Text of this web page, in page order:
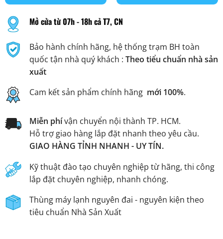
Mở cửa từ 07h - 18h cả T7, CN
Bảo hành chính hãng, hệ thống trạm BH toàn
quốc tận nhà quý khách : Theo tiểu chuẩn nhà sản
xuất
Cam kết sản phẩm chính hãng mới 100%.
Miễn phívận chuyển nội thành TP. HCM.
Hỗ trợ giao hàng lắp đặt nhanh theo yêu cầu.
GIAO HÀNG TỈNH NHANH - UY TÍN.
Kỹ thuật đào tạo chuyên nghiệp từ hãng, thi công
lắp đặt chuyên nghiệp, nhanh chóng.
Thùng máy lạnh nguyên đai - nguyên kiện theo
tiêu chuẩn Nhà Sản Xuất